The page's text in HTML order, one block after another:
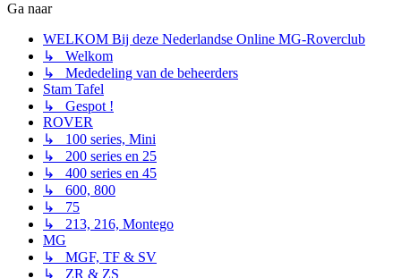
Ga naar
WELKOM Bij deze Nederlandse Online MG-Roverclub
↳ Welkom
↳ Mededeling van de beheerders
Stam Tafel
↳ Gespot !
ROVER
↳ 100 series, Mini
↳ 200 series en 25
↳ 400 series en 45
↳ 600, 800
↳ 75
↳ 213, 216, Montego
MG
↳ MGF, TF & SV
↳ ZR & ZS